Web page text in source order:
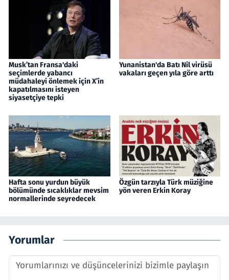
Musk’tan Fransa'daki
seçimlerde yabancı
müdahaleyi önlemek için X’in
kapatılmasını isteyen
siyasetçiye tepki
Yunanistan'da Batı Nil virüsü
vakaları geçen yıla göre arttı
Hafta sonu yurdun büyük
bölümünde sıcaklıklar mevsim
normallerinde seyredecek
Özgün tarzıyla Türk müziğine
yön veren Erkin Koray
Yorumlar